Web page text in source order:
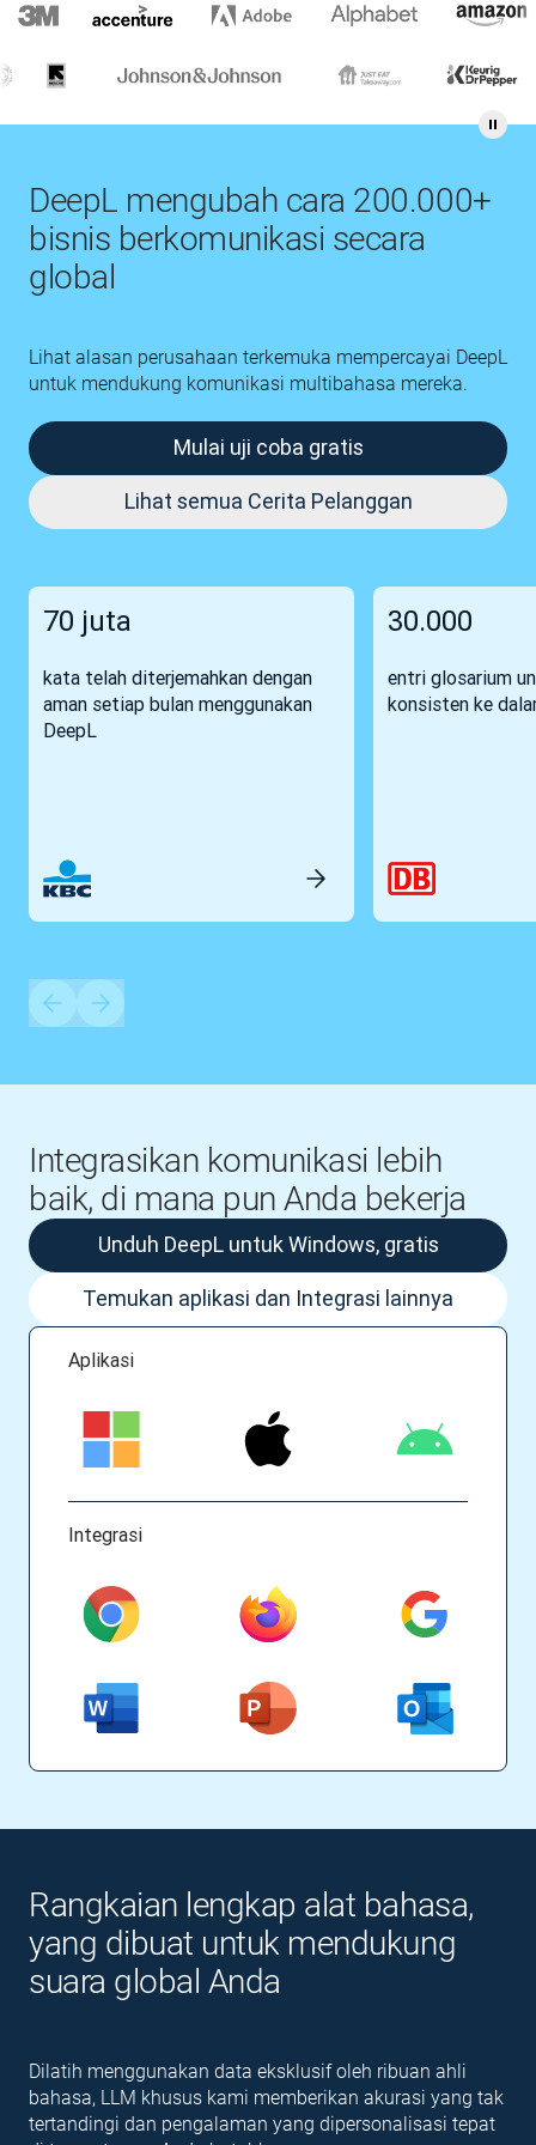
DeepL mengubah cara 200.000+
bisnis berkomunikasi secara
global
Lihat alasan perusahaan terkemuka mempercayai DeepL
untuk mendukung komunikasi multibahasa mereka.
Mulai uji coba gratis
Lihat semua Cerita Pelanggan
70 juta
kata telah diterjemahkan dengan
aman setiap bulan menggunakan
DeepL
30.000
entri glosarium
konsisten ke
Rangkaian lengkap alat bahasa,
yang dibuat untuk mendukung
suara global Anda
Dilatih menggunakan data eksklusif oleh ribuan ahli
bahasa, LLM khusus kami memberikan akurasi yang tak
tertandingi dan pengalaman yang dipersonalisasi tepat
Integrasikan komunikasi lebih
baik, di mana pun Anda bekerja
Aplikasi
Integrasi
Unduh DeepL untuk Windows, gratis
Temukan aplikasi dan Integrasi lainnya